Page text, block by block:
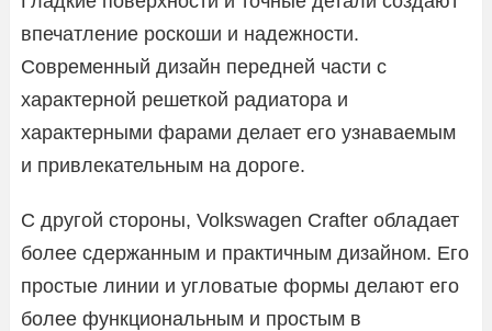
впечатление роскоши и надежности.
Современный дизайн передней части с
характерной решеткой радиатора и
характерными фарами делает его узнаваемым
и привлекательным на дороге.
С другой стороны, Volkswagen Crafter обладает
более сдержанным и практичным дизайном. Его
простые линии и угловатые формы делают его
более функциональным и простым в